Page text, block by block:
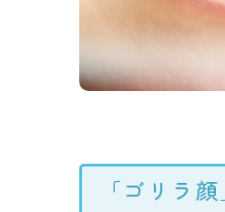
「ゴリラ